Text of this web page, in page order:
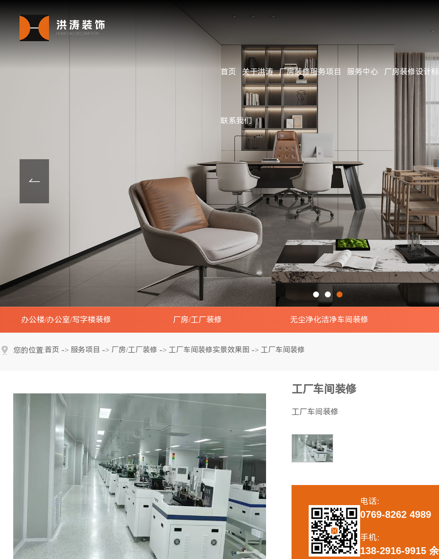
洪涛装饰
HONGTAO DECORATION
首页 关于洪涛
公司简介
企业文化
公司资质
公司环境
团队风采
视频中心
厂房装修服务项目
办公楼/办公室/写字楼装修
厂房/工厂装修
无尘净化洁净车间装修
钢结构工程
地坪工程
服务中心
服务流程
项目施工管理
设计团队
施工团队
厂房装修设计
施工标准
用料标准
施工工艺
经典案例
近期完工
工地参观
客户见证
公司动态
行业资讯
行业新闻
常见问题
联系我们

办公楼/办公室/写字楼装修
办公楼大堂装修实景效果图
开放办公区装修实景效果图
接待贵宾室装修实景效果图
厂房/工厂装修
工厂办公楼装修实景效果图
工厂展厅装修实景效果图
工厂研发中心实验室装修
工厂食堂宿舍装修实景
旧厂房工厂改造翻新装修
创意园孵化器创客中心装修
无尘净化洁净车间装修
电子无尘车间实景效果图
制药无尘车间实景效果图
医疗无尘车间实景效果图
您的位置:首页 -> 服务项目 -> 厂房/工厂装修 -> 工厂车间装修实景效果图 -> 工厂车间装修
工厂车间装修
工厂车间装修
电话：
0769-8262 4989
手机：
138-2916-9915